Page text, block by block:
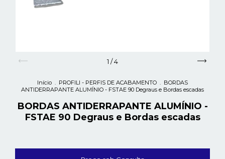
1 /4
Início PROFILI - PERFIS DE ACABAMENTO
BORDAS
ANTIDERRAPANTE ALUMÍNIO - FSTAE 90 Degraus e Bordas escadas
BORDAS ANTIDERRAPANTE ALUMÍNIO -
FSTAE 90 Degraus e Bordas escadas